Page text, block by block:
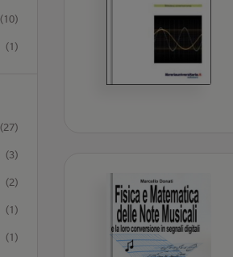
(10)
(1)
(27)
(3)
(2)
(1)
(1)